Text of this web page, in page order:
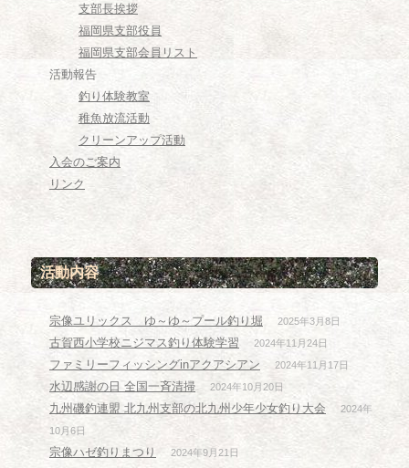
支部長挨拶
福岡県支部役員
福岡県支部会員リスト
活動報告
釣り体験教室
稚魚放流活動
クリーンアップ活動
入会のご案内
リンク
活動内容
宗像ユリックス ゆ～ゆ～プール釣り堀 2025年3月8日
古賀西小学校ニジマス釣り体験学習 2024年11月24日
ファミリーフィッシングinアクアシアン 2024年11月17日
水辺感謝の日 全国一斉清掃 2024年10月20日
九州磯釣連盟 北九州支部の北九州少年少女釣り大会
2024年
10月6日
宗像ハゼ釣りまつり 2024年9月21日